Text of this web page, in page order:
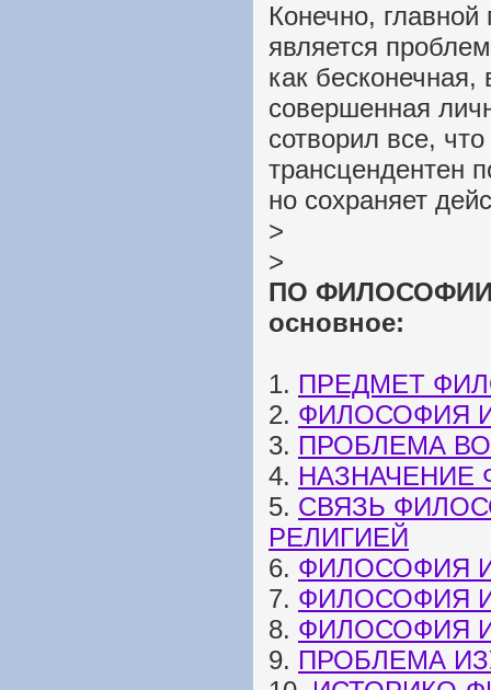
Конечно,
является
как бесконечная,
совершенная
сотворил все,
трансцендентен
но сохраняет
>
>
ПО ФИЛОСОФИИ:
основное:
1. ПРЕДМЕТ
2. ФИЛОСОФИЯ
3. ПРОБЛЕМА
4. НАЗНАЧЕНИЕ
5. СВЯЗЬ
РЕЛИГИЕЙ
6. ФИЛОСОФИЯ
7. ФИЛОСОФИЯ
8. ФИЛОСОФИЯ
9. ПРОБЛЕМА